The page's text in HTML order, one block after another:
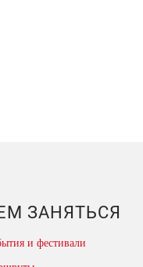
ЗАНЯТЬСЯ
и фестивали